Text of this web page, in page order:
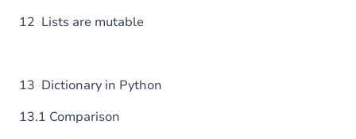
12 Lists are mutable
13 Dictionary in Python
13.1 Comparison